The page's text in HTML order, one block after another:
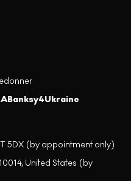
5DX (by appointment only)
United States (by